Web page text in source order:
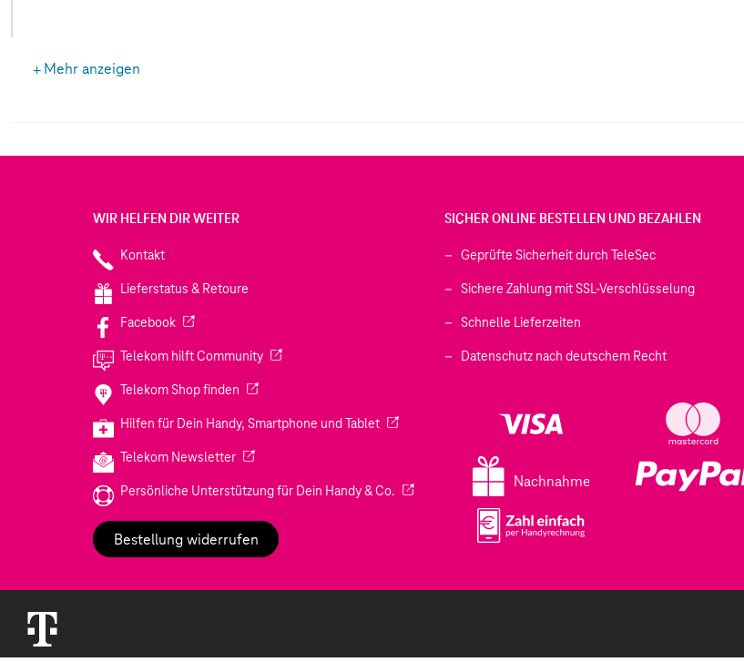
Mehr anzeigen
WIR HELFEN DIR WEITER
Kontakt
Lieferstatus & Retoure
Facebook(Wird in einem neuen Tab geöffnet)
Telekom hilft Community(Wird in einem neuen Tab geöffnet)
Telekom Shop finden (Wird in einem neuen Tab geöffnet)
Hilfen für Dein Handy, Smartphone und Tablet(Wird in einem neuen Tab geöffnet)
Telekom Newsletter(Wird in einem neuen Tab geöffnet)
Persönliche Unterstützung für Dein Handy & Co. (Wird in einem neuen Tab geöffnet)
Bestellung widerrufen
SICHER ONLINE BESTELLEN UND BEZAHLEN
Geprüfte Sicherheit durch TeleSec
Sichere Zahlung mit SSL-Verschlüsselung
Schnelle Lieferzeiten
Datenschutz nach deutschem Recht
Nachnahme